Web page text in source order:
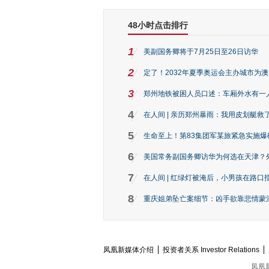
48小时点击排行
1 美副国务卿将于7月25日至26日访华
2 定了！2032年夏季奥运会主办城市为
3 郑州地铁被困人员口述：车厢外水有一
4 在人间 | 亲历郑州暴雨：我用皮划艇救
5 生命至上！第83集团军某旅紧急实施爆
6 美国常务副国务卿访华为何选在天津？
7 在人间 | 红绿灯被淹后，小男孩在路口
8 重庆姐弟坠亡案细节：凶手欲靠悲情蒙
凤凰新媒体介绍 投资者关系 Investor Relations
凤凰